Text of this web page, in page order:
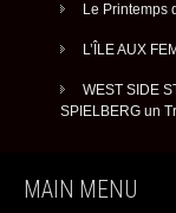
Le Printemps
L’ÎLE AUX
WEST SIDE
SPIELBERG un
MAIN MENU